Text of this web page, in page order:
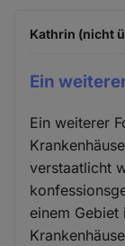
Kathrin (nicht
Ein
Ein weiterer
verstaatlicht
einem